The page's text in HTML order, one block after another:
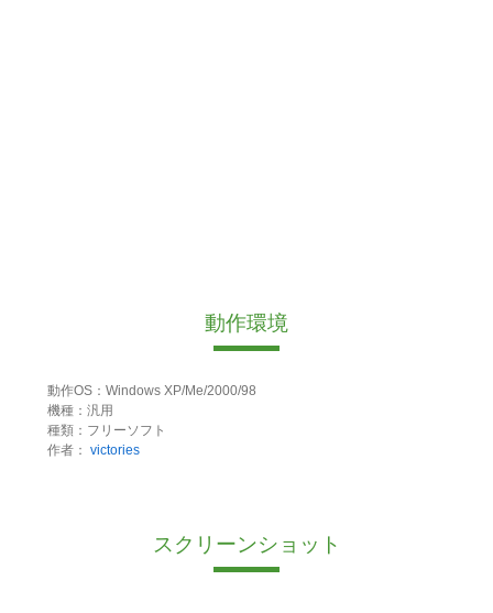
動作環境
動作OS：Windows XP/Me/2000/98
機種：汎用
種類：フリーソフト
作者： victories
スクリーンショット